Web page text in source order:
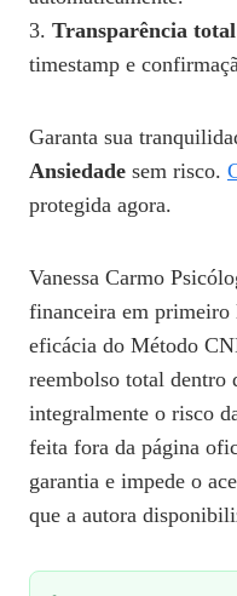
3. Transparência total
timestamp e
Garanta sua
Ansiedade sem risco.
protegida agora.
Vanessa Carmo
financeira em primeiro
eficácia do Método
reembolso total dentro
integralmente o risco
feita fora da página
garantia e impede o
que a autora